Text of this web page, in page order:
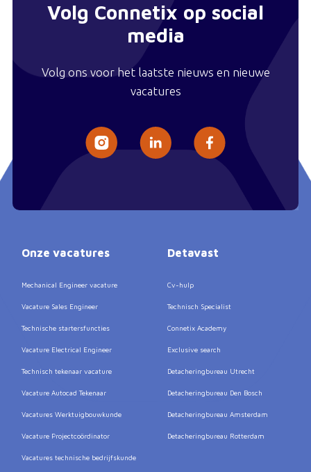
Volg Connetix op social
media
Volg ons voor het laatste nieuws en nieuwe
vacatures
Onze vacatures
Mechanical Engineer vacature
Vacature Sales Engineer
Technische startersfuncties
Vacature Electrical Engineer
Technisch tekenaar vacature
Vacature Autocad Tekenaar
Vacatures Werktuigbouwkunde
Vacature Projectcoördinator
Vacatures technische bedrijfskunde
Detavast
Cv-hulp
Technisch Specialist
Connetix Academy
Exclusive search
Detacheringbureau Utrecht
Detacheringbureau Den Bosch
Detacheringbureau Amsterdam
Detacheringbureau Rotterdam